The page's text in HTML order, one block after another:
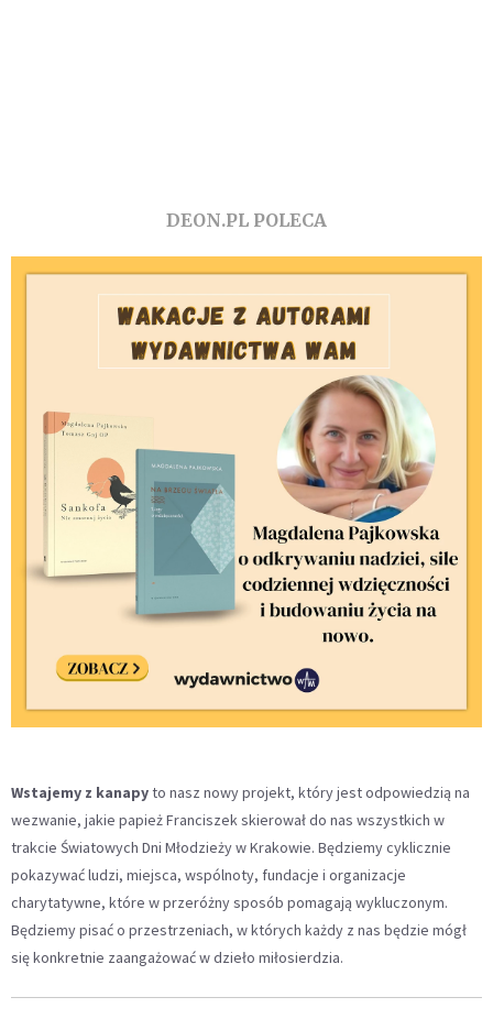
DEON.PL POLECA
Wstajemy z kanapyto nasz nowy projekt, który jest odpowiedzią na
wezwanie, jakie papież Franciszek skierował do nas wszystkich w
trakcie Światowych Dni Młodzieży w Krakowie. Będziemy cyklicznie
pokazywać ludzi, miejsca, wspólnoty, fundacje i organizacje
charytatywne, które w przeróżny sposób pomagają wykluczonym.
Będziemy pisać o przestrzeniach, w których każdy z nas będzie mógł
się konkretnie zaangażować w dzieło miłosierdzia.